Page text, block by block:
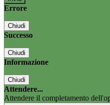
Errore
Chiudi
Successo
Chiudi
Informazione
Chiudi
Attendere...
Attendere il completamento